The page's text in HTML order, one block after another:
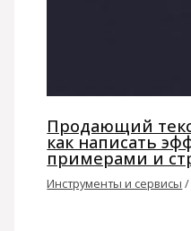
Продающий
как написать
примерами и
Инструменты и сервисы /